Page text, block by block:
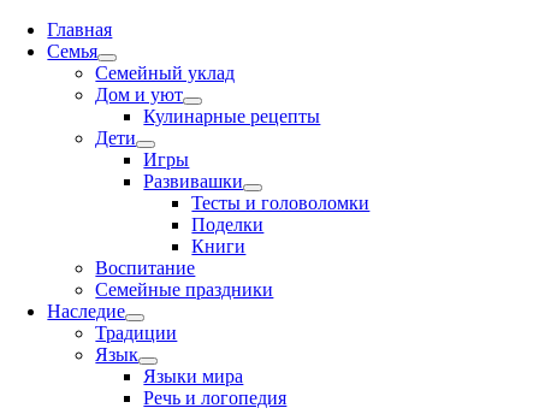
Главная
Семья
Семейный уклад
Дом и уют
Кулинарные рецепты
Дети
Игры
Развивашки
Тесты и головоломки
Поделки
Книги
Воспитание
Семейные праздники
Наследие
Традиции
Язык
Языки мира
Речь и логопедия